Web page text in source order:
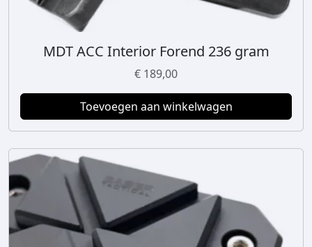
MDT ACC Interior Forend 236 gram
€ 189,00
Toevoegen aan winkelwagen